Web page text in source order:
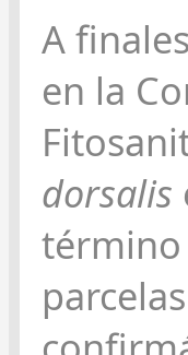
A
en la
dorsalis
término